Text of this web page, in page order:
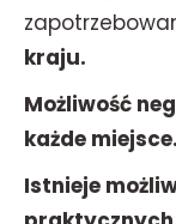
kraju.
Możliwość
każde miejsce.
Istnieje